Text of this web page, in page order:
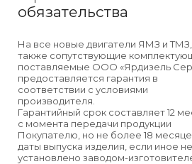
обязательства
На все новые двигатели ЯМЗ и
также сопутствующие
поставляемые ООО «Ярдизель
предоставляется гарантия в
соответствии с условиями
производителя.
Гарантийный срок составляет 12
с момента передачи продукции
Покупателю, но не более 18
даты выпуска изделия, если иное не
установлено заводом-